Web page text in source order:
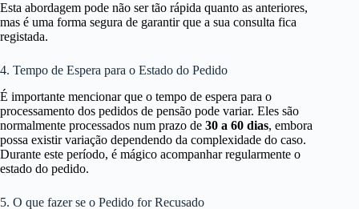
Esta abordagem pode não ser tão rápida quanto as anteriores,
mas é uma forma segura de garantir que a sua consulta fica
registada.
4. Tempo de Espera para o Estado do Pedido
É importante mencionar que o tempo de espera para o
processamento dos pedidos de pensão pode variar. Eles são
normalmente processados num prazo de 30 a 60 dias, embora
possa existir variação dependendo da complexidade do caso.
Durante este período, é mágico acompanhar regularmente o
estado do pedido.
5. O que fazer se o Pedido for Recusado